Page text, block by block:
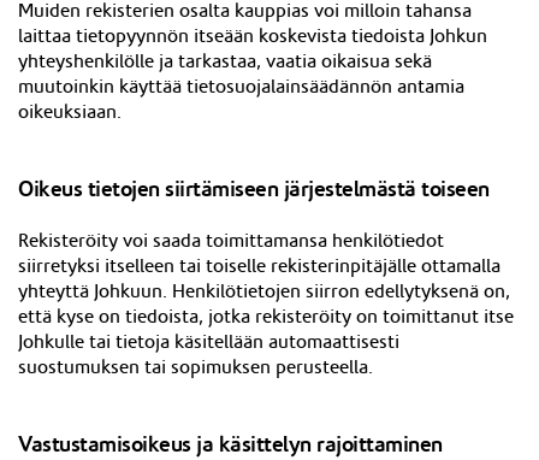
Muiden rekisterien osalta kauppias voi milloin tahansa
laittaa tietopyynnön itseään koskevista tiedoista Johkun
yhteyshenkilölle ja tarkastaa, vaatia oikaisua sekä
muutoinkin käyttää tietosuojalainsäädännön antamia
oikeuksiaan.
Oikeus tietojen siirtämiseen järjestelmästä toiseen
Rekisteröity voi saada toimittamansa henkilötiedot
siirretyksi itselleen tai toiselle rekisterinpitäjälle ottamalla
yhteyttä Johkuun. Henkilötietojen siirron edellytyksenä on,
että kyse on tiedoista, jotka rekisteröity on toimittanut itse
Johkulle tai tietoja käsitellään automaattisesti
suostumuksen tai sopimuksen perusteella.
Vastustamisoikeus ja käsittelyn rajoittaminen